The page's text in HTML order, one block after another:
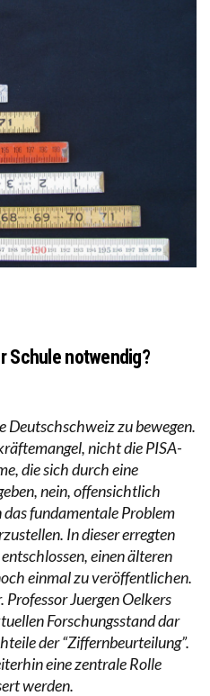
Schule notwendig?
Deutschschweiz zu bewegen.
nicht die PISA-
die sich durch eine
nein, offensichtlich
fundamentale Problem
In dieser erregten
einen älteren
einmal zu veröffentlichen.
Professor Juergen Oelkers
Forschungsstand dar
der “Ziffernbeurteilung”.
eine zentrale Rolle
werden.